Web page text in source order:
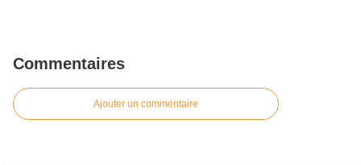
Commentaires
Ajouter un commentaire